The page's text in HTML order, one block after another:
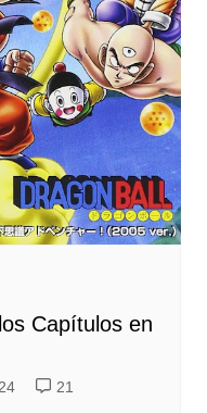
Capítulos en
21